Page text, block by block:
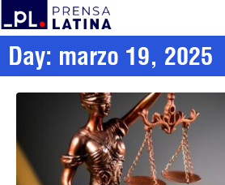
Day: marzo 19, 2025